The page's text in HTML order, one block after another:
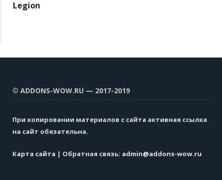
Legion
© ADDONS-WOW.RU — 2017-2019
При копировании материалов с сайта активная ссылка
на сайт обязательна.
Карта сайта | Обратная связь: admin@addons-wow.ru